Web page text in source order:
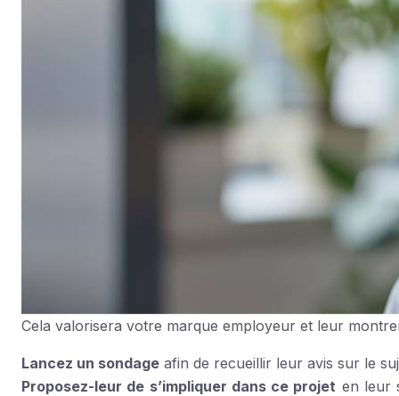
Cela valorisera votre marque employeur et leur
Lancez un sondage afin de recueillir leur avis sur le
Proposez-leur de s’impliquer dans ce projet en leur